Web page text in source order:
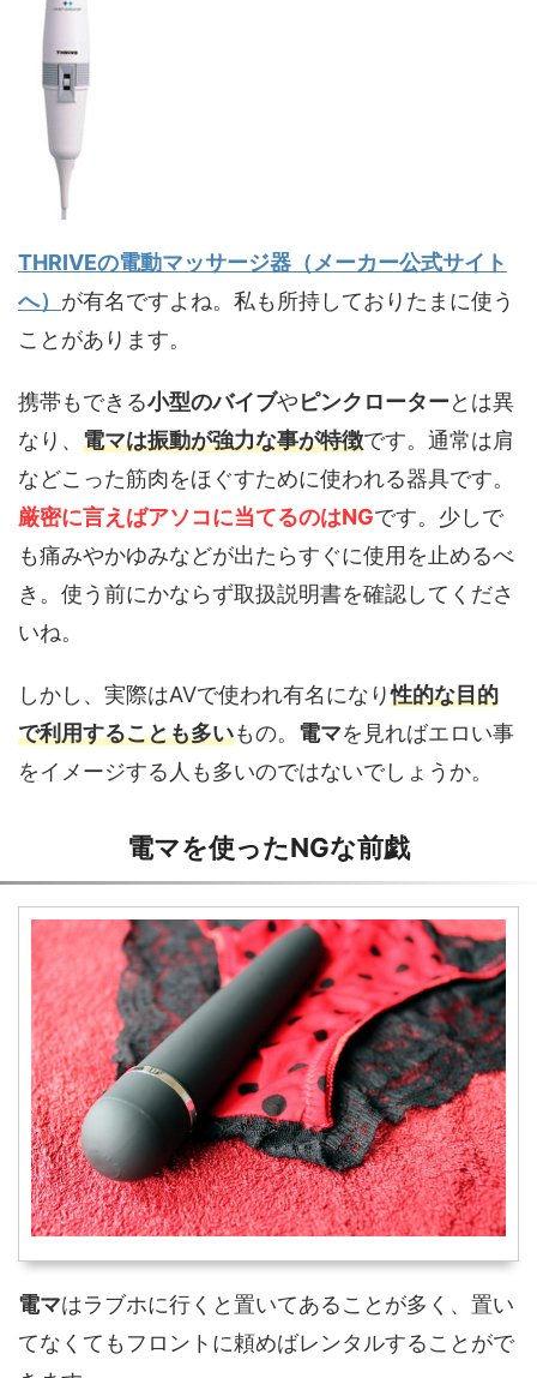
THRIVEの電動マッサージ器（メーカー公式サイト
へ） が有名ですよね。私も所持しておりたまに使う
ことがあります。
携帯もできる小型のバイブやピンクローターとは異
なり、 電マは振動が強力な事が特徴です。通常は肩
などこった筋肉をほぐすために使われる器具です。
厳密に言えばアソコに当てるのはNGです。少しで
も痛みやかゆみなどが出たらすぐに使用を止めるべ
き。使う前にかならず取扱説明書を確認してくださ
いね。
しかし、実際はAVで使われ有名になり性的な目的
で利用することも多いもの。 電マを見ればエロい事
をイメージする人も多いのではないでしょうか。
電マを使ったNGな前戯
電マはラブホに行くと置いてあることが多く、置い
てなくてもフロントに頼めばレンタルすることがで